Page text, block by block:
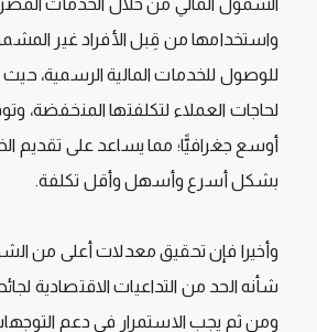
الشمول المالي من خلال الخدمات
واستخدامها من قِبل الأفراد غير
للوصول للخدمات المالية الرسمية،
لحاجات العملاء لتكلفتها المنخفضة،
أوسع جغرافيًّا؛ مما يساعد على تقديم
بشكل أسرع وأسهل وأقل تكلفة.
وأخيرا فإن تحقيق معدلات أعلى من
ومن ثم يجب الاستمرار في دعم